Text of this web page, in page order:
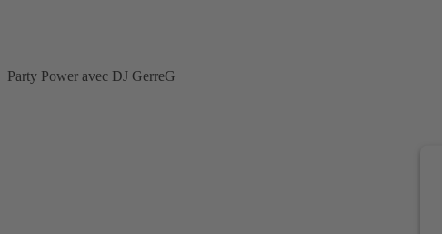
mariage
Party Power avec DJ GerreG